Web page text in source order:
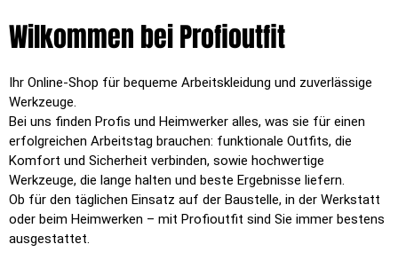
Wilkommen bei Profioutfit
Ihr Online-Shop für bequeme Arbeitskleidung und zuverlässige
Werkzeuge.
Bei uns finden Profis und Heimwerker alles, was sie für einen
erfolgreichen Arbeitstag brauchen: funktionale Outfits, die
Komfort und Sicherheit verbinden, sowie hochwertige
Werkzeuge, die lange halten und beste Ergebnisse liefern.
Ob für den täglichen Einsatz auf der Baustelle, in der Werkstatt
oder beim Heimwerken – mit Profioutfit sind Sie immer bestens
ausgestattet.